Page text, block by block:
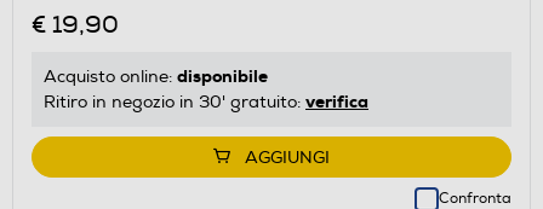
€ 19,90
Acquisto online: disponibile
Ritiro in negozio in 30' gratuito: verifica
AGGIUNGI
Confronta